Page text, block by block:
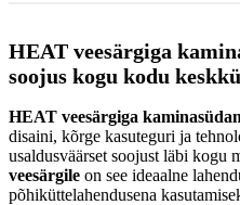
Kütus:
Vastab normidele:
Garantii:
Energiaklass:
HEAT veesärgiga
soojus kogu kodu
HEAT veesärgiga
disaini, kõrge kasuteguri ja
usaldusväärset soojust läbi kogu
veesärgile on see ideaalne
põhiküttelahendusena